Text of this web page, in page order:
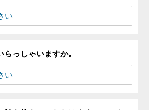
らっしゃいますか。